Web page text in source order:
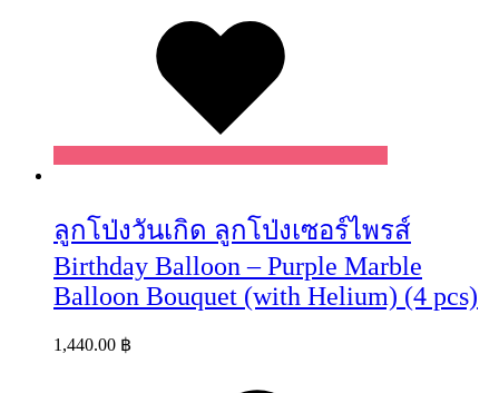
ลูกโป่งวันเกิด ลูกโป่งเซอร์ไพรส์
Birthday Balloon – Purple Marble
Balloon Bouquet (with Helium) (4 pcs)
1,440.00 ฿